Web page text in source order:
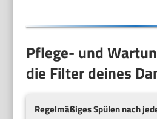
Pflege- und
die Filter deines
Regelmäßiges Spülen nach